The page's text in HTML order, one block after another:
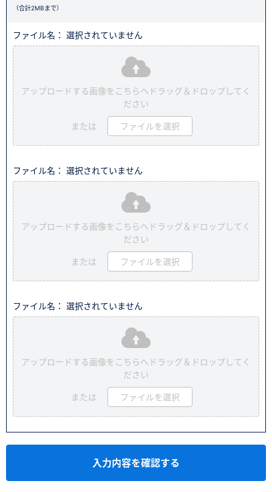
（合計2MBまで）
ファイル名： 選択されていません
アップロードする画像をこちらへドラッグ＆ドロップしてく
ださい
または ファイルを選択
ファイル名： 選択されていません
アップロードする画像をこちらへドラッグ＆ドロップしてく
ださい
または ファイルを選択
ファイル名： 選択されていません
アップロードする画像をこちらへドラッグ＆ドロップしてく
ださい
または ファイルを選択
入力内容を確認する